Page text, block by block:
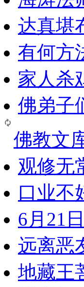
达真堪
有何方
家人杀
佛弟子
佛教文
观修无
口业不
6月21
远离恶
地藏王